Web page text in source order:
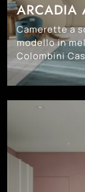
ARCADIA
Camerette a
modello in
Colombini